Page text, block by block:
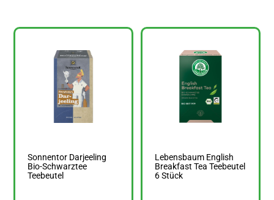
Sonnentor Darjeeling
Bio-Schwarztee
Teebeutel
Lebensbaum English
Breakfast Tea Teebeutel
6 Stück